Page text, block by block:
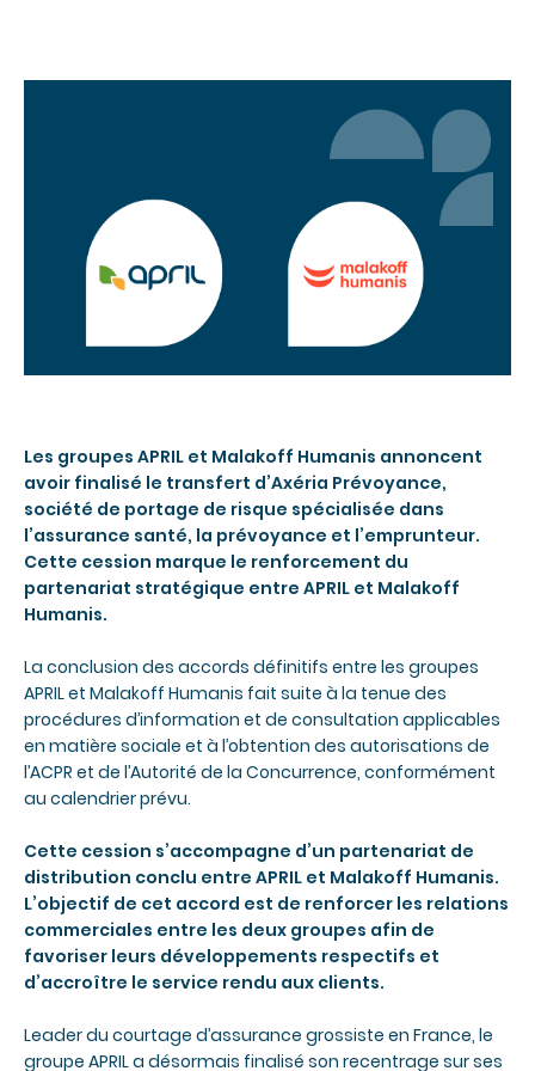
Les groupes APRIL et Malakoff Humanis annoncent
avoir finalisé le transfert d’Axéria Prévoyance,
société de portage de risque spécialisée dans
l’assurance santé, la prévoyance et l’emprunteur.
Cette cession marque le renforcement du
partenariat stratégique entre APRIL et Malakoff
Humanis.
La conclusion des accords définitifs entre les groupes
APRIL et Malakoff Humanis fait suite à la tenue des
procédures d’information et de consultation applicables
en matière sociale et à l’obtention des autorisations de
l’ACPR et de l’Autorité de la Concurrence, conformément
au calendrier prévu.
Cette cession s’accompagne d’un partenariat de
distribution conclu entre APRIL et Malakoff Humanis.
L’objectif de cet accord est de renforcer les relations
commerciales entre les deux groupes afin de
favoriser leurs développements respectifs et
d’accroître le service rendu aux clients.
Leader du courtage d’assurance grossiste en France, le
groupe APRIL a désormais finalisé son recentrage sur ses